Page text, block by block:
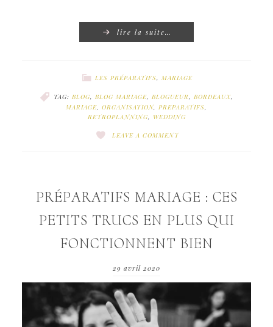
lire la suite…
LES PRÉPARATIFS MARIAGE
TAG: BLOG BLOG MARIAGE BLOGUEUR BORDEAUX
MARIAGE ORGANISATION, PREPARATIFS
RETROPLANNING, WEDDING
LEAVE A COMMENT
PRÉPARATIFS MARIAGE : CES
PETITS TRUCS EN PLUS QUI
FONCTIONNENT BIEN
29 avril 2020